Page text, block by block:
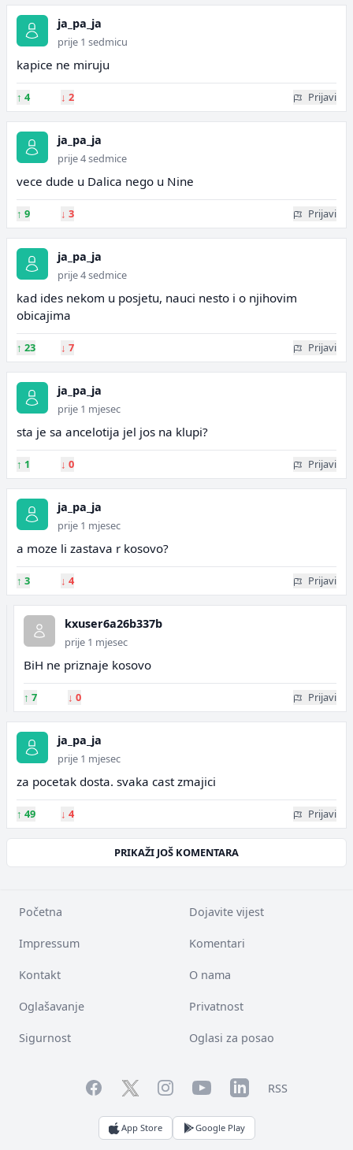
ja_pa_ja
prije 1 sedmicu
kapice ne miruju
↑ 4 ↓ 2 Prijavi
ja_pa_ja
prije 4 sedmice
vece dude u Dalica nego u Nine
↑ 9 ↓ 3 Prijavi
ja_pa_ja
prije 4 sedmice
kad ides nekom u posjetu, nauci nesto i o njihovim
obicajima
↑ 23 ↓ 7 Prijavi
ja_pa_ja
prije 1 mjesec
sta je sa ancelotija jel jos na klupi?
↑ 1 ↓ 0 Prijavi
ja_pa_ja
prije 1 mjesec
a moze li zastava r kosovo?
↑ 3 ↓ 4 Prijavi
kxuser6a26b337b
prije 1 mjesec
BiH ne priznaje kosovo
↑ 7 ↓ 0 Prijavi
ja_pa_ja
prije 1 mjesec
za pocetak dosta. svaka cast zmajici
↑ 49 ↓ 4 Prijavi
PRIKAŽI JOŠ KOMENTARA
Početna Dojavite vijest
Impressum Komentari
Kontakt O nama
Oglašavanje Privatnost
Sigurnost Oglasi za posao
FacebookTwitterInstagramYouTubeLinkedInRSS
App Store Google Play